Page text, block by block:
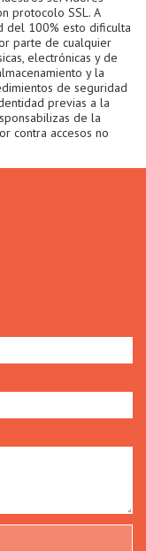
protocolo SSL. A
del 100% esto dificulta
parte de cualquier
electrónicas y de
y la
de seguridad
previas a la
de la
contra accesos no